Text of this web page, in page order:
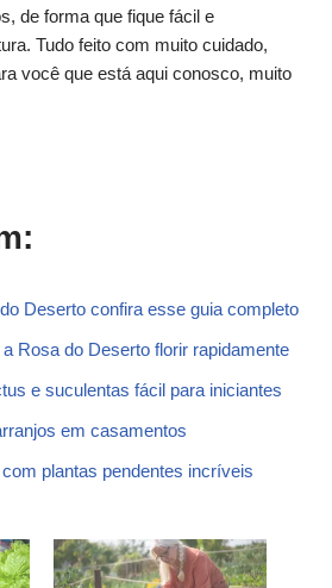
de forma que fique fácil e
Tudo feito com muito cuidado,
você que está aqui conosco, muito
Deserto confira esse guia completo
Rosa do Deserto florir rapidamente
e suculentas fácil para iniciantes
em casamentos
plantas pendentes incríveis